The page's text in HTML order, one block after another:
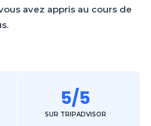
avez appris au cours de
5/5
SUR TRIPADVISOR